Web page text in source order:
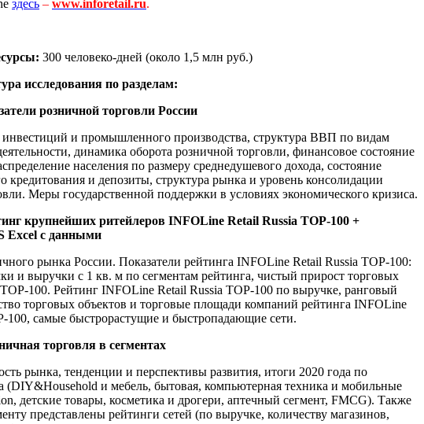
здесь – www.inforetail.ru.
300 человеко-дней (около 1,5 млн руб.)
исследования по разделам:
розничной торговли России
и промышленного производства, структура ВВП по видам
динамика оборота розничной торговли, финансовое состояние
населения по размеру среднедушевого дохода, состояние
кредитования и депозиты, структура рынка и уровень консолидации
Меры государственной поддержки в условиях экономического кризиса.
крупнейших ритейлеров INFOLine Retail Russia TOP-100 +
Excel c данными
рынка России. Показатели рейтинга INFOLine Retail Russia TOP-100:
и выручки с 1 кв. м по сегментам рейтинга, чистый прирост торговых
100. Рейтинг INFOLine Retail Russia TOP-100 по выручке, ранговый
торговых объектов и торговые площади компаний рейтинга INFOLine
100, самые быстрорастущие и быстропадающие сети.
торговля в сегментах
рынка, тенденции и перспективы развития, итоги 2020 года по
(DIY&Household и мебель, бытовая, компьютерная техника и мобильные
детские товары, косметика и дрогери, аптечный сегмент, FMCG). Также
представлены рейтинги сетей (по выручке, количеству магазинов,